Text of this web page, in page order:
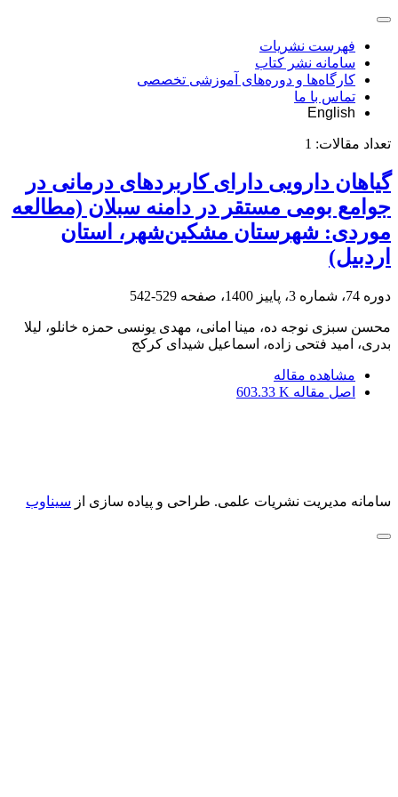
فهرست نشریات
سامانه نشر کتاب
کارگاه‌ها و دوره‌های آموزشی تخصصی
تماس با ما
English
تعداد مقالات: 1
گیاهان دارویی دارای کاربردهای درمانی در
جوامع بومی مستقر در دامنه سبلان ‏(مطالعه
موردی: شهرستان مشکین‌شهر، استان
اردبیل)‏
دوره 74، شماره 3، پاییز 1400، صفحه 529-542
محسن سبزی نوجه ده، مینا امانی، مهدی یونسی حمزه خانلو، لیلا
بدری، امید فتحی زاده، اسماعیل شیدای کرکج
مشاهده مقاله
اصل مقاله 603.33 K
سامانه مدیریت نشریات علمی. طراحی و پیاده سازی از سیناوب